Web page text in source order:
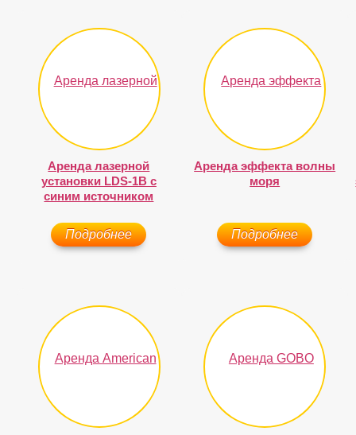
Аренда лазерной
установки LDS-1B с
синим источником
Подробнее
Аренда эффекта волны
моря
Подробнее